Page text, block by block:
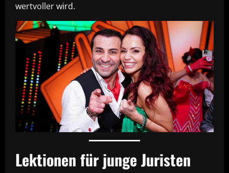
wertvoller wird.
Lektionen für junge Juristen